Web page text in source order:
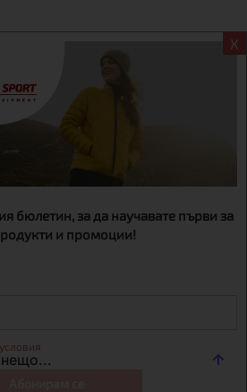
X
бюлетин, за да научавате първи за
и промоции!
административен адрес
ул.692, №12, офис 1, магазини
42, тел.:+359 895461012